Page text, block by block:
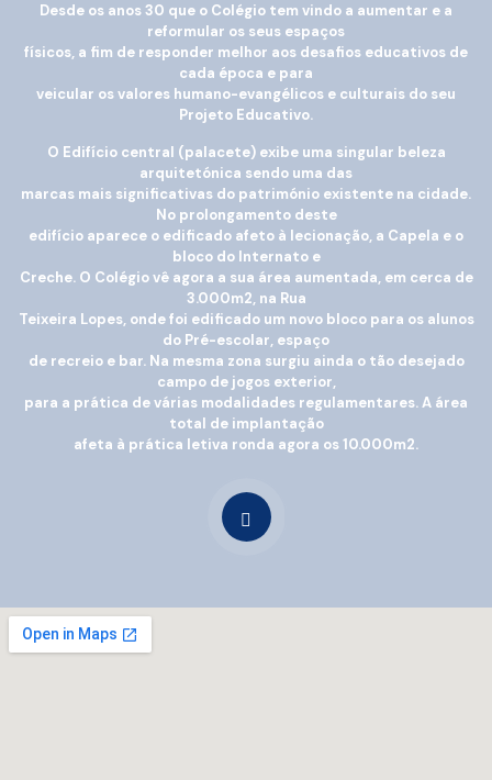
Desde os anos 30 que o Colégio tem vindo a aumentar e a
reformular os seus espaços
físicos, a fim de responder melhor aos desafios educativos de
cada época e para
veicular os valores humano-evangélicos e culturais do seu
Projeto Educativo.
O Edifício central (palacete) exibe uma singular beleza
arquitetónica sendo uma das
marcas mais significativas do património existente na cidade.
No prolongamento deste
edifício aparece o edificado afeto à lecionação, a Capela e o
bloco do Internato e
Creche. O Colégio vê agora a sua área aumentada, em cerca de
3.000m2, na Rua
Teixeira Lopes, onde foi edificado um novo bloco para os alunos
do Pré-escolar, espaço
de recreio e bar. Na mesma zona surgiu ainda o tão desejado
campo de jogos exterior,
para a prática de várias modalidades regulamentares. A área
total de implantação
afeta à prática letiva ronda agora os 10.000m2.